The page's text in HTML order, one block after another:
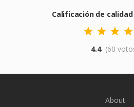
Calificación de calidad
4.4 (60
About